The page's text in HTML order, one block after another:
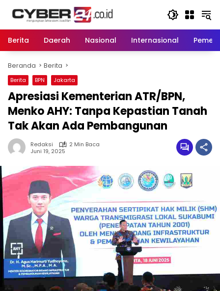
Berita
Daerah Nasional Internasional
Beranda Berita
Berita BPN Jakarta
Apresiasi Kementerian ATR/BPN,
Menko AHY: Tanpa Kepastian Tanah
Tak Akan Ada Pembangunan
Redaksi
2 Min Baca
Juni 19, 2025